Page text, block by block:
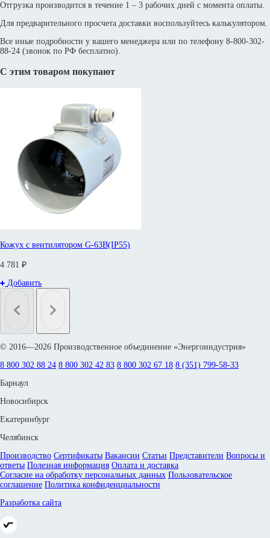
Отгрузка производится в течение 1 – 3 рабочих дней с момента оплаты.
Для предварительного просчета доставки воспользуйтесь калькулятором.
Все иные подробности у вашего менеджера или по телефону 8-800-302-
88-24 (звонок по РФ бесплатно).
С этим товаром покупают
Кожух с вентилятором G-63B(IP55)
4 781 ₽
Добавить
© 2016—2026 Производственное объединение «Энергоиндустрия»
8 800 302 88 24 8 800 302 42 83 8 800 302 67 18 8 (351) 799-58-33
Барнаул
Новосибирск
Екатеринбург
Челябинск
Производство Сертификаты Вакансии Статьи Представители Вопросы и
ответы Полезная информация Оплата и доставка
Согласие на обработку персональных данных Пользовательское
соглашение Политика конфиденциальности
Разработка сайта